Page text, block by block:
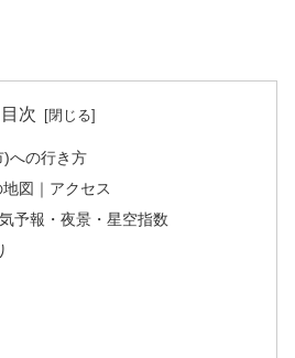
目次
)への行き方
図｜アクセス
予報・夜景・星空指数